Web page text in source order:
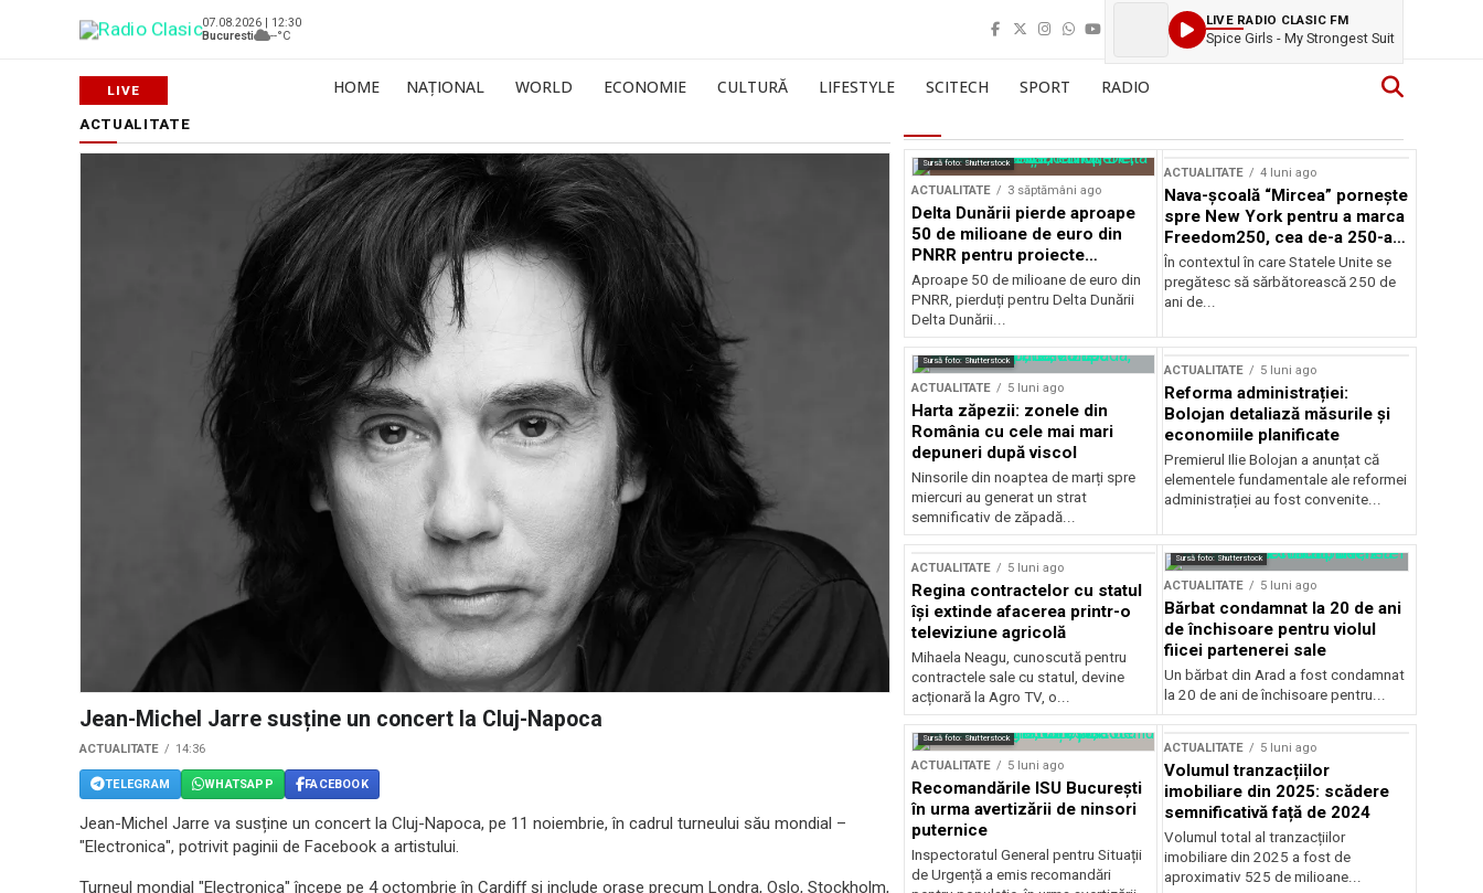
07.08.2026 | 12:30
Bucuresti
--°C
LIVE RADIO CLASIC FM
Spice Girls - My Strongest Suit
HOME NAȚIONAL WORLD ECONOMIE CULTURĂ LIFESTYLE SCITECH SPORT RADIO
ACTUALITATE
Jean-Michel Jarre susține un concert la Cluj-Napoca
ACTUALITATE 14:36
TELEGRAM WHATSAPP FACEBOOK
Jean-Michel Jarre va susține un concert la Cluj-Napoca, pe 11 noiembrie, în cadrul turneului său mondial –
"Electronica", potrivit paginii de Facebook a artistului.
Turneul mondial "Electronica" începe pe 4 octombrie în Cardiff și include orașe precum Londra, Oslo, Stockholm,
Sursă foto: Shutterstock
ACTUALITATE 3 săptămâni ago
Delta Dunării pierde aproape
50 de milioane de euro din
PNRR pentru proiecte
esențiale
Aproape 50 de milioane de euro din
PNRR, pierduți pentru Delta Dunării
Delta Dunării...
ACTUALITATE 4 luni ago
Nava-școală “Mircea” pornește
spre New York pentru a marca
Freedom250, cea de-a 250-a
aniversare a Statelor Unite
În contextul în care Statele Unite se
pregătesc să sărbătorească 250 de
ani de...
Sursă foto: Shutterstock
ACTUALITATE 5 luni ago
Harta zăpezii: zonele din
România cu cele mai mari
depuneri după viscol
Ninsorile din noaptea de marți spre
miercuri au generat un strat
semnificativ de zăpadă...
ACTUALITATE 5 luni ago
Reforma administrației:
Bolojan detaliază măsurile și
economiile planificate
Premierul Ilie Bolojan a anunțat că
elementele fundamentale ale reformei
administrației au fost convenite...
ACTUALITATE 5 luni ago
Regina contractelor cu statul
își extinde afacerea printr-o
televiziune agricolă
Mihaela Neagu, cunoscută pentru
contractele sale cu statul, devine
acționară la Agro TV, o...
Sursă foto: Shutterstock
ACTUALITATE 5 luni ago
Bărbat condamnat la 20 de ani
de închisoare pentru violul
fiicei partenerei sale
Un bărbat din Arad a fost condamnat
la 20 de ani de închisoare pentru...
Sursă foto: Shutterstock
ACTUALITATE 5 luni ago
Recomandările ISU București
în urma avertizării de ninsori
puternice
Inspectoratul General pentru Situații
de Urgență a emis recomandări
ACTUALITATE 5 luni ago
Volumul tranzacțiilor
imobiliare din 2025: scădere
semnificativă față de 2024
Volumul total al tranzacțiilor
imobiliare din 2025 a fost de
aproximativ 525 de milioane...